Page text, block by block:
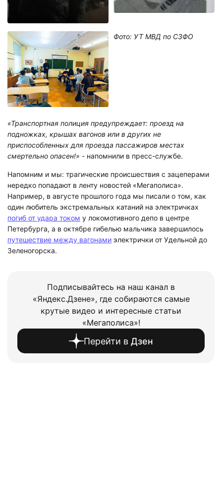
Фото: УТ МВД по СЗФО
«Транспортная полиция предупреждает: проезд на
подножках, крышах вагонов или в других не
приспособленных для проезда пассажиров местах
смертельно опасен!» - напомнили в пресс-службе.
Напомним и мы: трагические происшествия с зацеперами
нередко попадают в ленту новостей «Мегаполиса».
Например, в августе прошлого года мы писали о том, как
один любитель экстремальных катаний на электричках
погиб от удара током у локомотивного депо в центре
Петербурга, а в октябре гибелью мальчика завершилось
путешествие между вагонами электрички от Удельной до
Зеленогорска.
Подписывайтесь на наш канал в
«Яндекс.Дзене», где собираются самые
крутые видео и интересные статьи
«Мегаполиса»!
Перейти в Дзен